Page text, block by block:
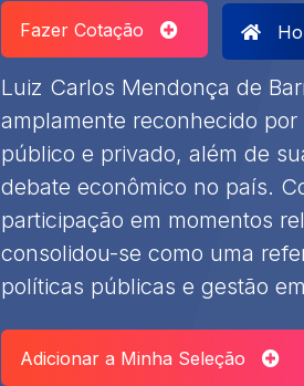
Fazer Cotação
Luiz Carlos Mendonça de
amplamente reconhecido
público e privado, além de
debate econômico no país.
participação em momentos
consolidou-se como uma
políticas públicas e gestão
Adicionar a Minha Seleção